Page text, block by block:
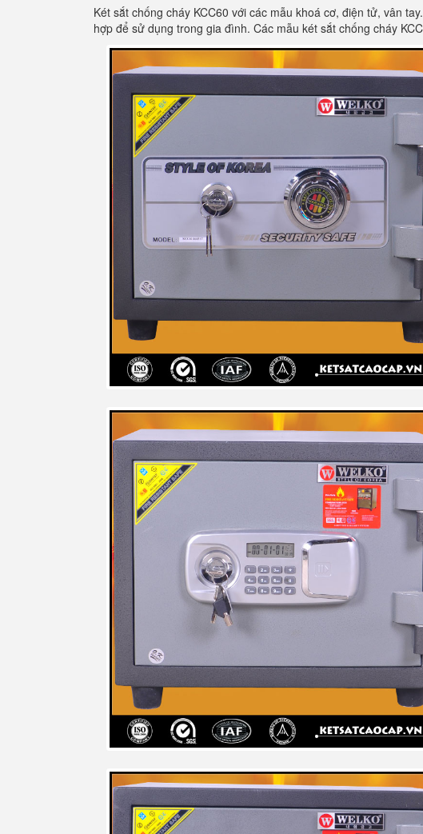
Két sắt chống cháy KCC60 với các mẫu khoá cơ, điện tử, vân
hợp để sử dụng trong gia đình. Các mẫu két sắt chống cháy